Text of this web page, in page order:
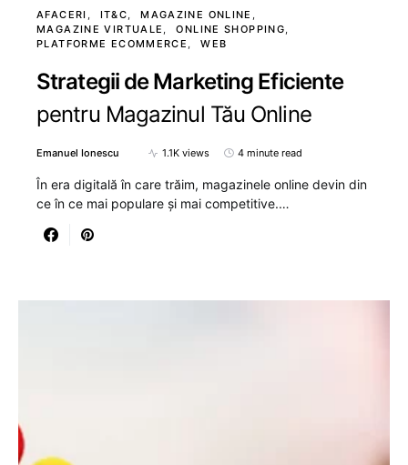
AFACERI IT&C
MAGAZINE ONLINE
MAGAZINE VIRTUALE
ONLINE SHOPPING
PLATFORME ECOMMERCE
WEB
Strategii de Marketing Eficiente
pentru Magazinul Tău Online
Emanuel Ionescu 1.1K views 4 minute read
În era digitală în care trăim, magazinele online devin din
ce în ce mai populare și mai competitive.…